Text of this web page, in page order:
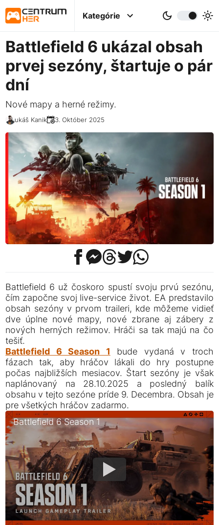
Kategórie
Battlefield 6 ukázal obsah
prvej sezóny, štartuje o pár
dní
Nové mapy a herné režimy.
Lukáš Kanik 23. Október 2025
Battlefield 6 už čoskoro spustí svoju prvú sezónu,
čím započne svoj live-service život. EA predstavilo
obsah sezóny v prvom traileri, kde môžeme vidieť
dve úplne nové mapy, nové zbrane aj zábery z
nových herných režimov. Hráči sa tak majú na čo
tešiť.
Battlefield 6 Season 1 bude vydaná v troch
fázach tak, aby hráčov lákali do hry postupne
počas najbližších mesiacov. Štart sezóny je však
naplánovaný na 28.10.2025 a posledný balík
obsahu v tejto sezóne príde 9. Decembra. Obsah je
pre všetkých hráčov zadarmo.
Battlefield 6 Season 1